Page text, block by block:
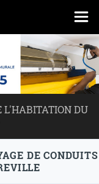
L'HABITATION DU
DE CONDUITS